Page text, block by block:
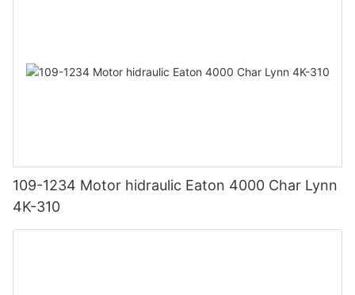
109-1234 Motor hidraulic Eaton 4000 Char Lynn
4K-310